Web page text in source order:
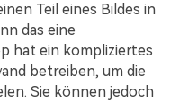
Teil eines Bildes in
das eine
hat ein kompliziertes
betreiben, um die
Sie können jedoch